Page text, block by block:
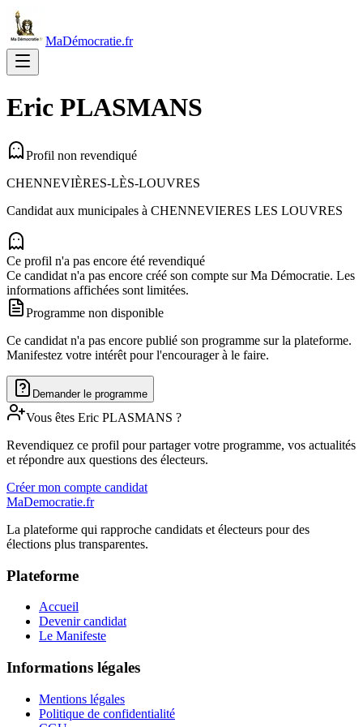
MaDémocratie.fr
Eric PLASMANS
Profil non revendiqué
CHENNEVIÈRES-LÈS-LOUVRES
Candidat aux municipales à CHENNEVIERES LES LOUVRES
Ce profil n'a pas encore été revendiqué
Ce candidat n'a pas encore créé son compte sur Ma Démocratie. Les
informations affichées sont limitées.
Programme non disponible
Ce candidat n'a pas encore publié son programme sur la plateforme.
Manifestez votre intérêt pour l'encourager à le faire.
Demander le programme
Vous êtes Eric PLASMANS ?
Revendiquez ce profil pour partager votre programme, vos actualités
et répondre aux questions des électeurs.
Créer mon compte candidat
MaDemocratie.fr
La plateforme qui rapproche candidats et électeurs pour des
élections plus transparentes.
Plateforme
Accueil
Devenir candidat
Le Manifeste
Informations légales
Mentions légales
Politique de confidentialité